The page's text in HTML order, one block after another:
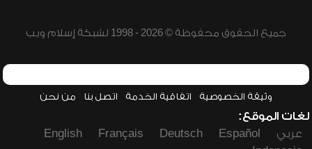
جميع الحقوق محفوظة © 2026 - 1998 لشبكة إسلام ويب
وثيقة الخصوصية اتفاقية الخدمة اتصل بنا من نحن
لغات الموقع:
عربي
Español
Deutsch
Français
English